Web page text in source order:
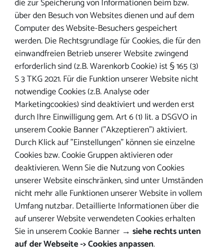
die zur Speicherung von Informationen beim bzw.
über den Besuch von Websites dienen und auf dem
Computer des Website-Besuchers gespeichert
werden. Die Rechtsgrundlage für Cookies, die für den
einwandfreien Betrieb unserer Website zwingend
erforderlich sind (z.B. Warenkorb Cookie) ist § 165 (3)
S 3 TKG 2021. Für die Funktion unserer Website nicht
notwendige Cookies (z.B. Analyse oder
Marketingcookies) sind deaktiviert und werden erst
durch Ihre Einwilligung gem. Art 6 (1) lit. a DSGVO in
unserem Cookie Banner ("Akzeptieren") aktiviert.
Durch Klick auf "Einstellungen" können sie einzelne
Cookies bzw. Cookie Gruppen aktivieren oder
deaktivieren. Wenn Sie die Nutzung von Cookies
unserer Website einschränken, sind unter Umständen
nicht mehr alle Funktionen unserer Website in vollem
Umfang nutzbar. Detaillierte Informationen über die
auf unserer Website verwendeten Cookies erhalten
Sie in unserem Cookie Banner → siehe rechts unten
auf der Webseite -> Cookies anpassen.